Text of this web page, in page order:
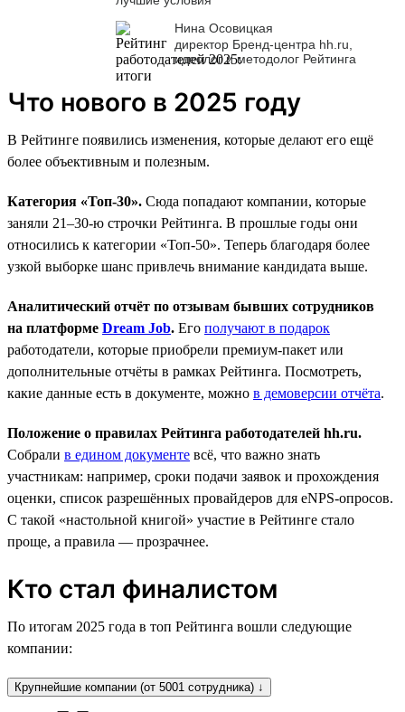
Нина Осовицкая
директор Бренд-центра hh.ru,
идеолог и методолог Рейтинга
Что нового в 2025 году
В Рейтинге появились изменения, которые делают его ещё
более объективным и полезным.
Категория «Топ-30». Сюда попадают компании, которые
заняли 21–30-ю строчки Рейтинга. В прошлые годы они
относились к категории «Топ-50». Теперь благодаря более
узкой выборке шанс привлечь внимание кандидата выше.
Аналитический отчёт по отзывам бывших сотрудников
на платформе Dream Job. Его получают в подарок
работодатели, которые приобрели премиум-пакет или
дополнительные отчёты в рамках Рейтинга. Посмотреть,
какие данные есть в документе, можно в демоверсии отчёта.
Положение о правилах Рейтинга работодателей hh.ru.
Собрали в едином документе всё, что важно знать
участникам: например, сроки подачи заявок и прохождения
оценки, список разрешённых провайдеров для eNPS-опросов.
С такой «настольной книгой» участие в Рейтинге стало
проще, а правила — прозрачнее.
Кто стал финалистом
По итогам 2025 года в топ Рейтинга вошли следующие
компании:
Крупнейшие компании (от 5001 сотрудника) ↓